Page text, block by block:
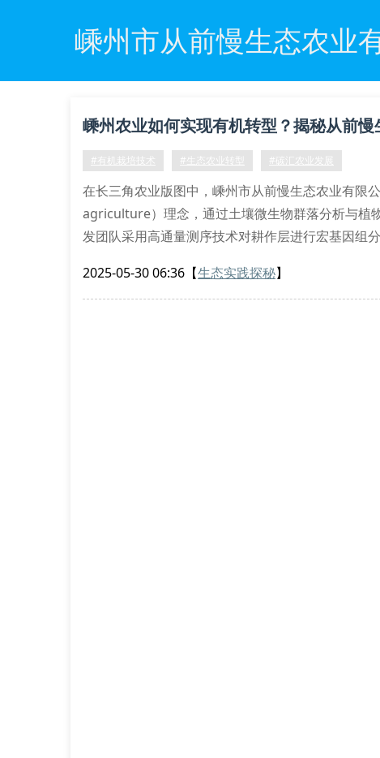
嵊州市从前慢生态农业
嵊州农业如何实现有机转型？揭秘从前
#有机栽培技术 #生态农业转型 #碳汇农业发展
在长三角农业版图中，嵊州市从前慢生态农业有限
agriculture）理念，通过土壤微生物群落分析与植
发团队采用高通量测序技术对耕作层进行宏基因组
农艺技术创新体系
本企业独创的”三阶式土壤修复法”包含蚯蚓垂直迁
2025-05-30 06:36 【生态实践探秘】